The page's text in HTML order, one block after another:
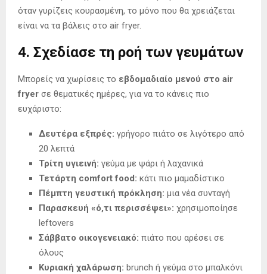
όταν γυρίζεις κουρασμένη, το μόνο που θα χρειάζεται
είναι να τα βάλεις στο air fryer.
4. Σχεδίασε τη ροή των γευμάτων
Μπορείς να χωρίσεις το εβδομαδιαίο μενού στο air
fryer σε θεματικές ημέρες, για να το κάνεις πιο
ευχάριστο:
Δευτέρα εξπρές: γρήγορο πιάτο σε λιγότερο από
20 λεπτά
Τρίτη υγιεινή: γεύμα με ψάρι ή λαχανικά
Τετάρτη comfort food: κάτι πιο μαμαδίστικο
Πέμπτη γευστική πρόκληση: μια νέα συνταγή
Παρασκευή «ό,τι περισσέψει»: χρησιμοποίησε
leftovers
Σάββατο οικογενειακό: πιάτο που αρέσει σε
όλους
Κυριακή χαλάρωση: brunch ή γεύμα στο μπαλκόνι